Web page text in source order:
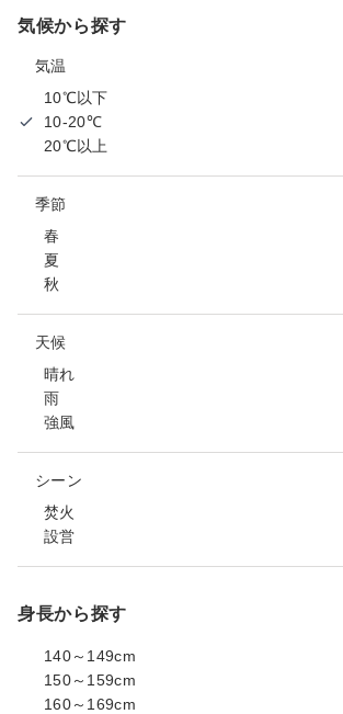
気候から探す
気温
10℃以下
10-20℃
20℃以上
季節
春
夏
秋
天候
晴れ
雨
強風
シーン
焚火
設営
身長から探す
140～149cm
150～159cm
160～169cm